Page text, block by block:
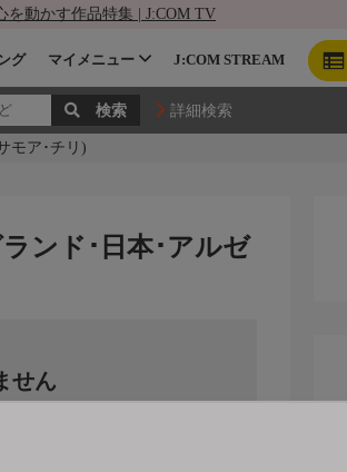
を動かす作品特集 | J:COM TV
グ マイメニュー J:COM STREAM
詳細検索
モア･チリ)
ンド･日本･アルゼ
せん